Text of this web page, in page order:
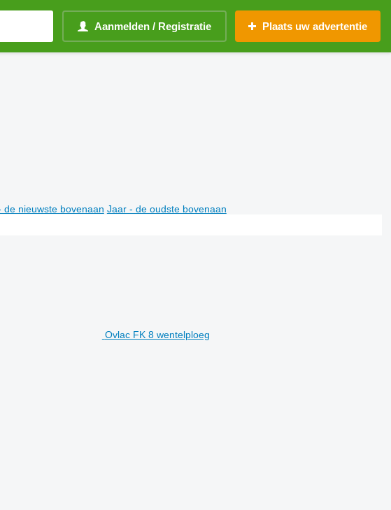
Aanmelden / Registratie Plaats uw advertentie
de nieuwste bovenaan Jaar - de oudste bovenaan
Ovlac FK 8 wentelploeg